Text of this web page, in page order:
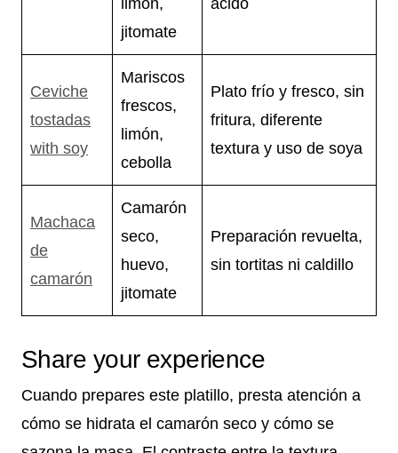
limón,
jitomate
ácido
Ceviche
tostadas
with soy
Mariscos
frescos,
limón,
cebolla
Plato frío y fresco, sin
fritura, diferente
textura y uso de soya
Machaca
de
camarón
Camarón
seco,
huevo,
jitomate
Preparación revuelta,
sin tortitas ni caldillo
Share your experience
Cuando prepares este platillo, presta atención a
cómo se hidrata el camarón seco y cómo se